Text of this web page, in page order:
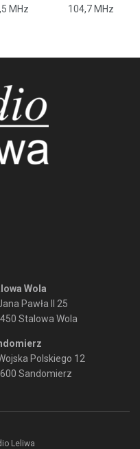
MHz 104,7 MHz
Wola
Pawła II 25
Stalowa Wola
Polskiego 12
Sandomierz
Leliwa